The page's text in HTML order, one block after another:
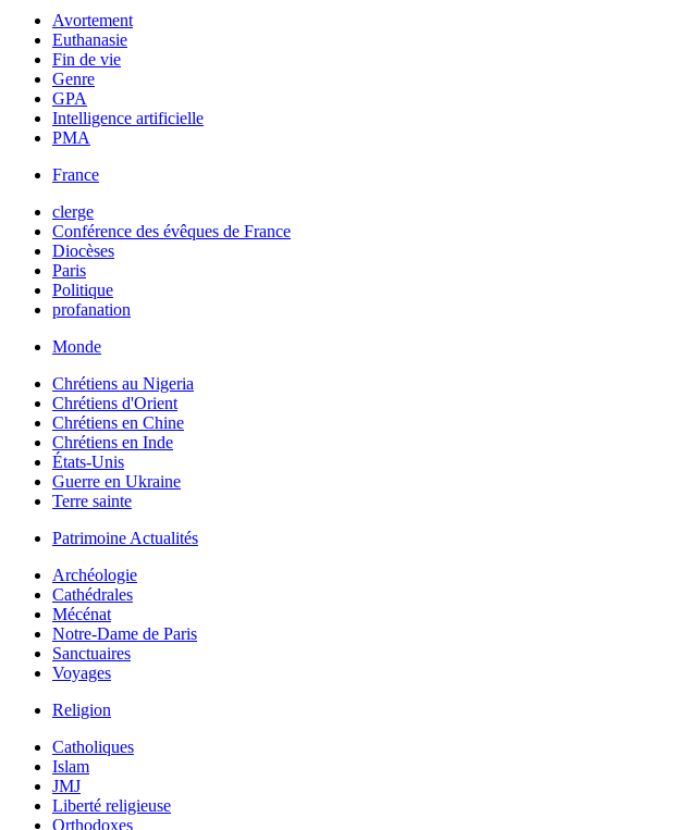
Avortement
Euthanasie
Fin de vie
Genre
GPA
Intelligence artificielle
PMA
France
clerge
Conférence des évêques de France
Diocèses
Paris
Politique
profanation
Monde
Chrétiens au Nigeria
Chrétiens d'Orient
Chrétiens en Chine
Chrétiens en Inde
États-Unis
Guerre en Ukraine
Terre sainte
Patrimoine Actualités
Archéologie
Cathédrales
Mécénat
Notre-Dame de Paris
Sanctuaires
Voyages
Religion
Catholiques
Islam
JMJ
Liberté religieuse
Orthodoxes